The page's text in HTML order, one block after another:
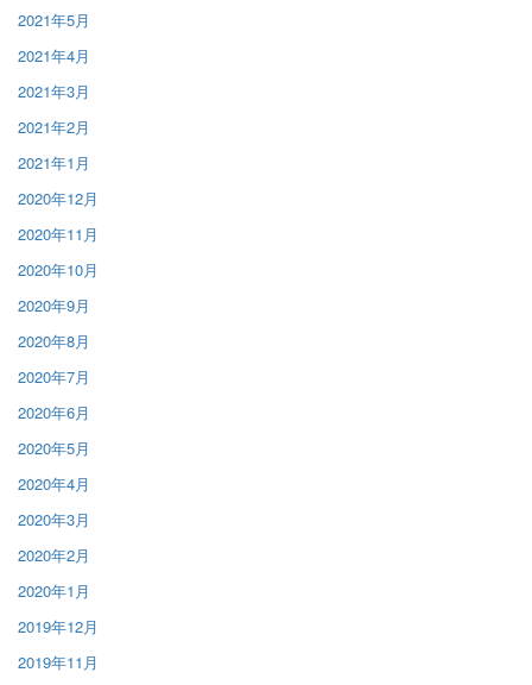
2021年5月
2021年4月
2021年3月
2021年2月
2021年1月
2020年12月
2020年11月
2020年10月
2020年9月
2020年8月
2020年7月
2020年6月
2020年5月
2020年4月
2020年3月
2020年2月
2020年1月
2019年12月
2019年11月